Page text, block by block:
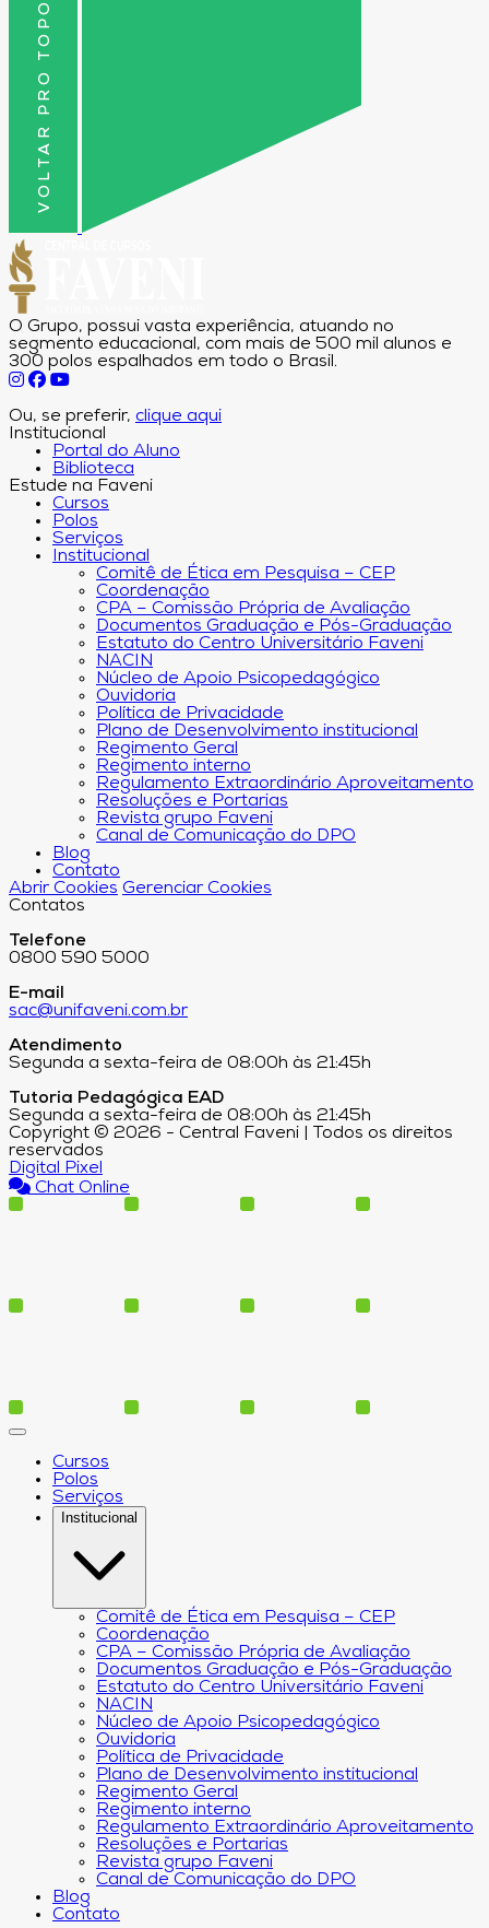
VOLTAR PRO TOPO
O Grupo, possui vasta experiência, atuando no
segmento educacional, com mais de 500 mil alunos e
300 polos espalhados em todo o Brasil.
Ou, se preferir, clique aqui
Institucional
Portal do Aluno
Biblioteca
Estude na Faveni
Cursos
Polos
Serviços
Institucional
Comitê de Ética em Pesquisa – CEP
Coordenação
CPA – Comissão Própria de Avaliação
Documentos Graduação e Pós-Graduação
Estatuto do Centro Universitário Faveni
NACIN
Núcleo de Apoio Psicopedagógico
Ouvidoria
Política de Privacidade
Plano de Desenvolvimento institucional
Regimento Geral
Regimento interno
Regulamento Extraordinário Aproveitamento
Resoluções e Portarias
Revista grupo Faveni
Canal de Comunicação do DPO
Blog
Contato
Abrir Cookies Gerenciar Cookies
Contatos
Telefone
0800 590 5000
E-mail
sac@unifaveni.com.br
Atendimento
Segunda a sexta-feira de 08:00h às 21:45h
Tutoria Pedagógica EAD
Segunda a sexta-feira de 08:00h às 21:45h
Copyright © 2026 - Central Faveni | Todos os direitos
reservados
Digital Pixel
Chat Online
Cursos
Polos
Serviços
Institucional
Comitê de Ética em Pesquisa – CEP
Coordenação
CPA – Comissão Própria de Avaliação
Documentos Graduação e Pós-Graduação
Estatuto do Centro Universitário Faveni
NACIN
Núcleo de Apoio Psicopedagógico
Ouvidoria
Política de Privacidade
Plano de Desenvolvimento institucional
Regimento Geral
Regimento interno
Regulamento Extraordinário Aproveitamento
Resoluções e Portarias
Revista grupo Faveni
Canal de Comunicação do DPO
Blog
Contato